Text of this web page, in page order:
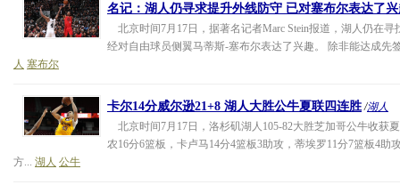
名记：湖人仍寻求提升外线防守 已对塞布尔表达了
北京时间7月17日，据著名记者Marc Stein报道，湖人仍在
经对自由球员侧翼马蒂斯-塞布尔表达了兴趣。 除非能达成先
人 塞布尔
卡尔14分威尔逊21+8 湖人大胜公牛夏联四连胜 /湖人
北京时间7月17日，洛杉矶湖人105-82大胜芝加哥公牛收获
农16分6篮板，卡卢马14分4篮板3助攻，蒂埃罗11分7篮板4助
方... 湖人 公牛